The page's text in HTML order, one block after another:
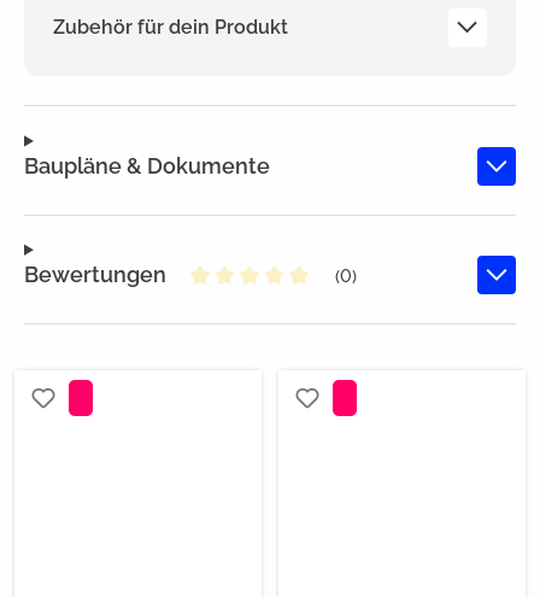
Zubehör für dein Produkt
Baupläne & Dokumente
Bewertungen
(0)